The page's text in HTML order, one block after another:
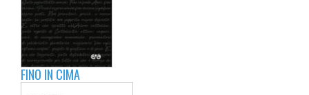
FINO IN CIMA